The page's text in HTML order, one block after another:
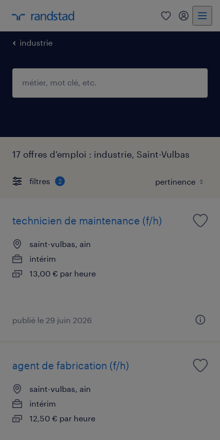
0 mon
industrie
17 offres d'emploi : industrie, Saint-Vulbas
filtres 2
technicien de maintenance (f/h)
saint-vulbas, ain
intérim
13,00 € par heure
publié le 29 juin 2026
agent de fabrication (f/h)
saint-vulbas, ain
intérim
12,50 € par heure